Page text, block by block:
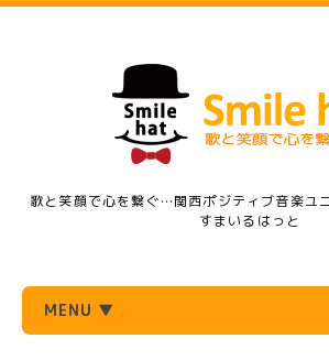
歌と笑顔で心を繋ぐ…関西ポジティブ音楽
すまいるはっと
MENU ▼